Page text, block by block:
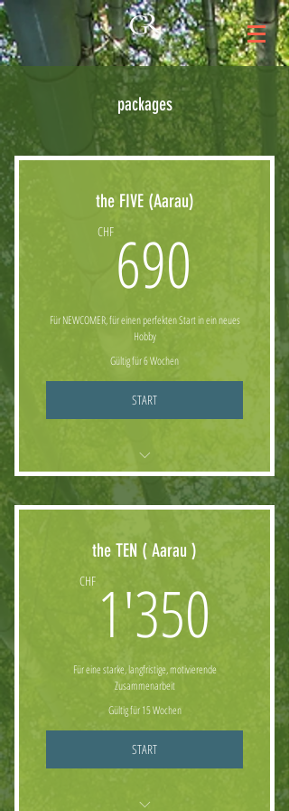
packages
the FIVE (Aarau)
CHF 690
Für NEWCOMER, für einen perfekten Start in ein neues
Hobby
Gültig für 6 Wochen
START
- Einführendes Gespräch und Besprechung
- Persönliches Programm ( zielorientiert und
effizient)
the TEN ( Aarau )
CHF 1'350
Für eine starke, langfristige, motivierende
Zusammenarbeit
Gültig für 15 Wochen
START